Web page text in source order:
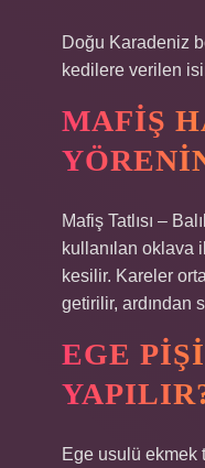
Doğu Karadeniz
kedilere verilen
MAFIŞ
Mafiş Tatlısı –
kullanılan oklava
kesilir. Kareler
getirilir, ardından
EGE
Ege usulü ekmek